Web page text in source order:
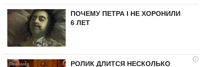
ПОЧЕМУ ПЕТРА I НЕ ХОРОНИЛИ
6 ЛЕТ
i
РОЛИК ДЛИТСЯ НЕСКОЛЬКО